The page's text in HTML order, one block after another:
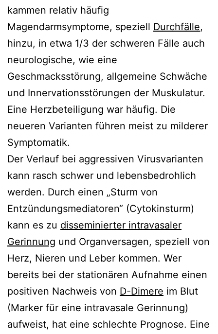
kammen relativ häufig
Magendarmsymptome, speziell Durchfälle,
hinzu, in etwa 1/3 der schweren Fälle auch
neurologische, wie eine
Geschmacksstörung, allgemeine Schwäche
und Innervationsstörungen der Muskulatur.
Eine Herzbeteiligung war häufig. Die
neueren Varianten führen meist zu milderer
Symptomatik.
Der Verlauf bei aggressiven Virusvarianten
kann rasch schwer und lebensbedrohlich
werden. Durch einen „Sturm von
Entzündungsmediatoren“ (Cytokinsturm)
kann es zu disseminierter intravasaler
Gerinnung und Organversagen, speziell von
Herz, Nieren und Leber kommen. Wer
bereits bei der stationären Aufnahme einen
positiven Nachweis von D-Dimere im Blut
(Marker für eine intravasale Gerinnung)
aufweist, hat eine schlechte Prognose. Eine